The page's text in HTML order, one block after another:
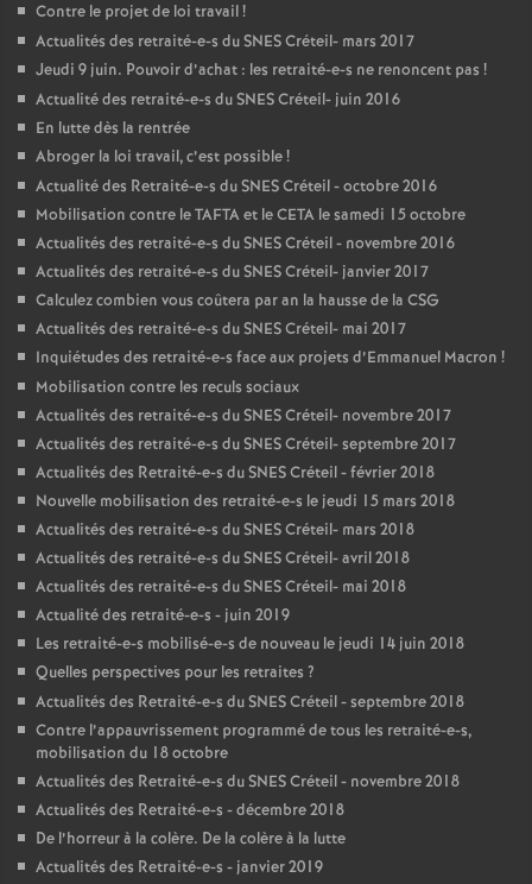
Contre le projet de loi travail!
Actualités des retraité-e-s duSNESCréteil- mars 2017
Jeudi 9 juin. Pouvoir d’achat : les retraité-e-s ne renoncent pas !
Actualité des retraité-e-s duSNESCréteil- juin 2016
En lutte dès la rentrée
Abroger la loi travail, c’est possible!
Actualité des Retraité-e-s duSNESCréteil - octobre 2016
Mobilisation contre leTAFTAet leCETA le samedi 15 octobre
Actualités des retraité-e-s duSNESCréteil - novembre 2016
Actualités des retraité-e-s duSNESCréteil- janvier 2017
Calculez combien vous coûtera par an la hausse de la CSG
Actualités des retraité-e-s duSNESCréteil- mai 2017
Inquiétudes des retraité-e-s face aux projets d’Emmanuel Macron !
Mobilisation contre les reculs sociaux
Actualités des retraité-e-s duSNESCréteil- novembre 2017
Actualités des retraité-e-s duSNESCréteil- septembre 2017
Actualités des Retraité-e-s duSNESCréteil - février 2018
Nouvelle mobilisation des retraité-e-s le jeudi 15 mars 2018
Actualités des retraité-e-s duSNESCréteil- mars 2018
Actualités des retraité-e-s duSNESCréteil- avril 2018
Actualités des retraité-e-s duSNESCréteil- mai 2018
Actualité des retraité-e-s - juin 2019
Les retraité-e-s mobilisé-e-s de nouveau le jeudi 14 juin 2018
Quelles perspectives pour les retraites ?
Actualités des Retraité-e-s duSNESCréteil - septembre 2018
Contre l’appauvrissement programmé de tous les retraité-e-s,
mobilisation du 18 octobre
Actualités des Retraité-e-s duSNESCréteil - novembre 2018
Actualités des Retraité-e-s - décembre 2018
De l’horreur à la colère. De la colère à la lutte
Actualités des Retraité-e-s - janvier 2019